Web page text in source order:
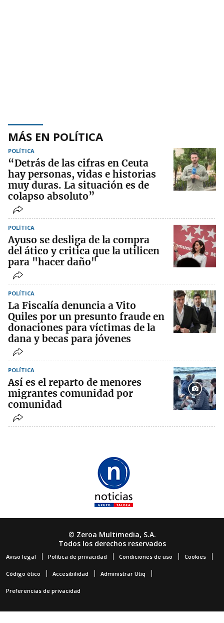
MÁS EN POLÍTICA
POLÍTICA
“Detrás de las cifras en Ceuta
hay personas, vidas e historias
muy duras. La situación es de
colapso absoluto”
POLÍTICA
Ayuso se desliga de la compra
del ático y critica que la utilicen
para "hacer daño"
POLÍTICA
La Fiscalía denuncia a Vito
Quiles por un presunto fraude en
donaciones para víctimas de la
dana y becas para jóvenes
POLÍTICA
Así es el reparto de menores
migrantes comunidad por
comunidad
© Zeroa Multimedia, S.A.
Todos los derechos reservados
Aviso legal Política de privacidad Condiciones de uso Cookies
Código ético Accesibilidad Administrar Utiq
Preferencias de privacidad